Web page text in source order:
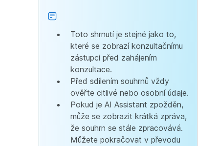
Toto shrnutí je stejné jako to,
které se zobrazí konzultačnímu
zástupci před zahájením
konzultace.
Před sdílením souhrnů vždy
ověřte citlivé nebo osobní údaje.
Pokud je AI Assistant zpožděn,
může se zobrazit krátká zpráva,
že souhrn se stále zpracovává.
Můžete pokračovat v převodu